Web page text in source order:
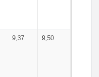
9,37 9,50